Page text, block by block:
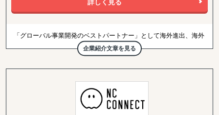
【現場での販売経験10年】×【EC経験12年】×【海外販売経験12
年】という特殊な掛け算で、御社の海外販路拡大へ向けたトータル
詳しく見る
企業紹介文章を見る
「グローバル事業開発のベストパートナー」として海外進出、海外
事業開発の初期的段階から実行段階までサポート致します。
自社の海外展開、海外ベンチャー企業への投資を通じて蓄積した知
・日本、台湾、ベトナム、インドネシア、インド、ナイジェリア、
ウクライナと豊富な国籍からなるチームが一丸となってサポート致